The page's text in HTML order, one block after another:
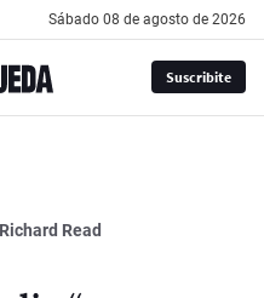
sábado 08 de agosto de 2026
Suscribite
Richard Read